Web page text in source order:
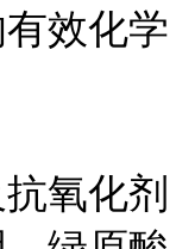
效化学
氧化剂